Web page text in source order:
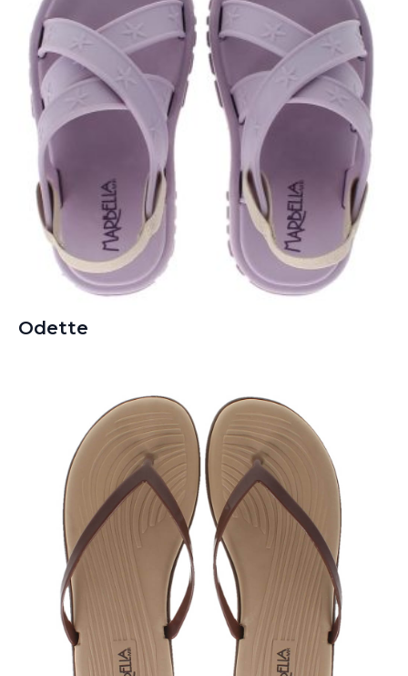
Odette